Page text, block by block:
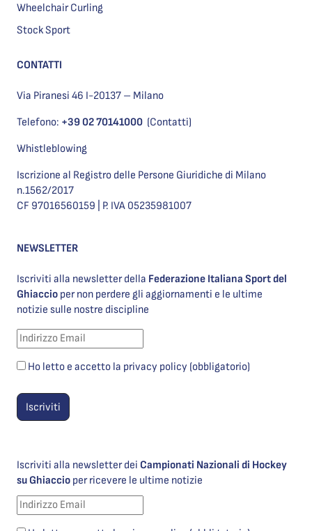
Wheelchair Curling
Stock Sport
CONTATTI
Via Piranesi 46 I-20137 – Milano
Telefono: +39 02 70141000 (Contatti)
Whistleblowing
Iscrizione al Registro delle Persone Giuridiche di Milano
n.1562/2017
CF 97016560159 | P. IVA 05235981007
NEWSLETTER
Iscriviti alla newsletter della Federazione Italiana Sport del
Ghiaccio per non perdere gli aggiornamenti e le ultime
notizie sulle nostre discipline
Ho letto e accetto la privacy policy (obbligatorio)
Iscriviti alla newsletter dei Campionati Nazionali di Hockey
su Ghiaccio per ricevere le ultime notizie